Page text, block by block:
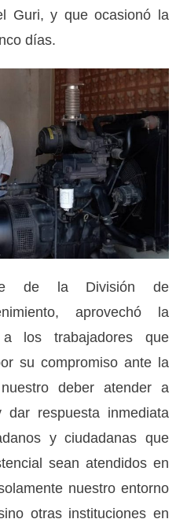
Guri, y que ocasionó la
días.
de la División de
aprovechó la
los trabajadores que
su compromiso ante la
deber atender a
respuesta inmediata
y ciudadanas que
sean atendidos en
nuestro entorno
otras instituciones en